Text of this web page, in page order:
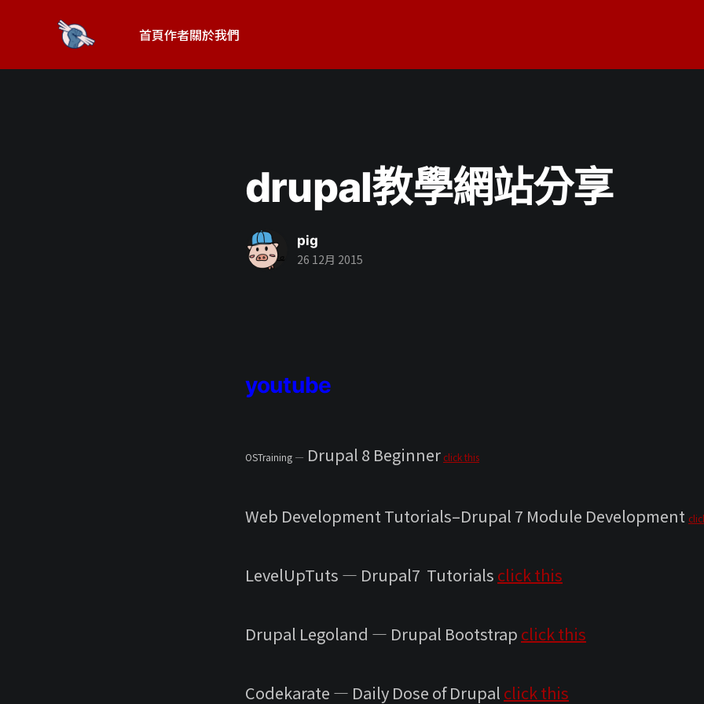
首頁作者關於我們
drupal教學網站分享
pig
26 12月 2015
youtube
OSTraining — Drupal 8 Beginner click this
Web Development Tutorials–Drupal 7 Module Development
LevelUpTuts — Drupal7 Tutorials click this
Drupal Legoland — Drupal Bootstrap click this
Codekarate — Daily Dose of Drupal click this